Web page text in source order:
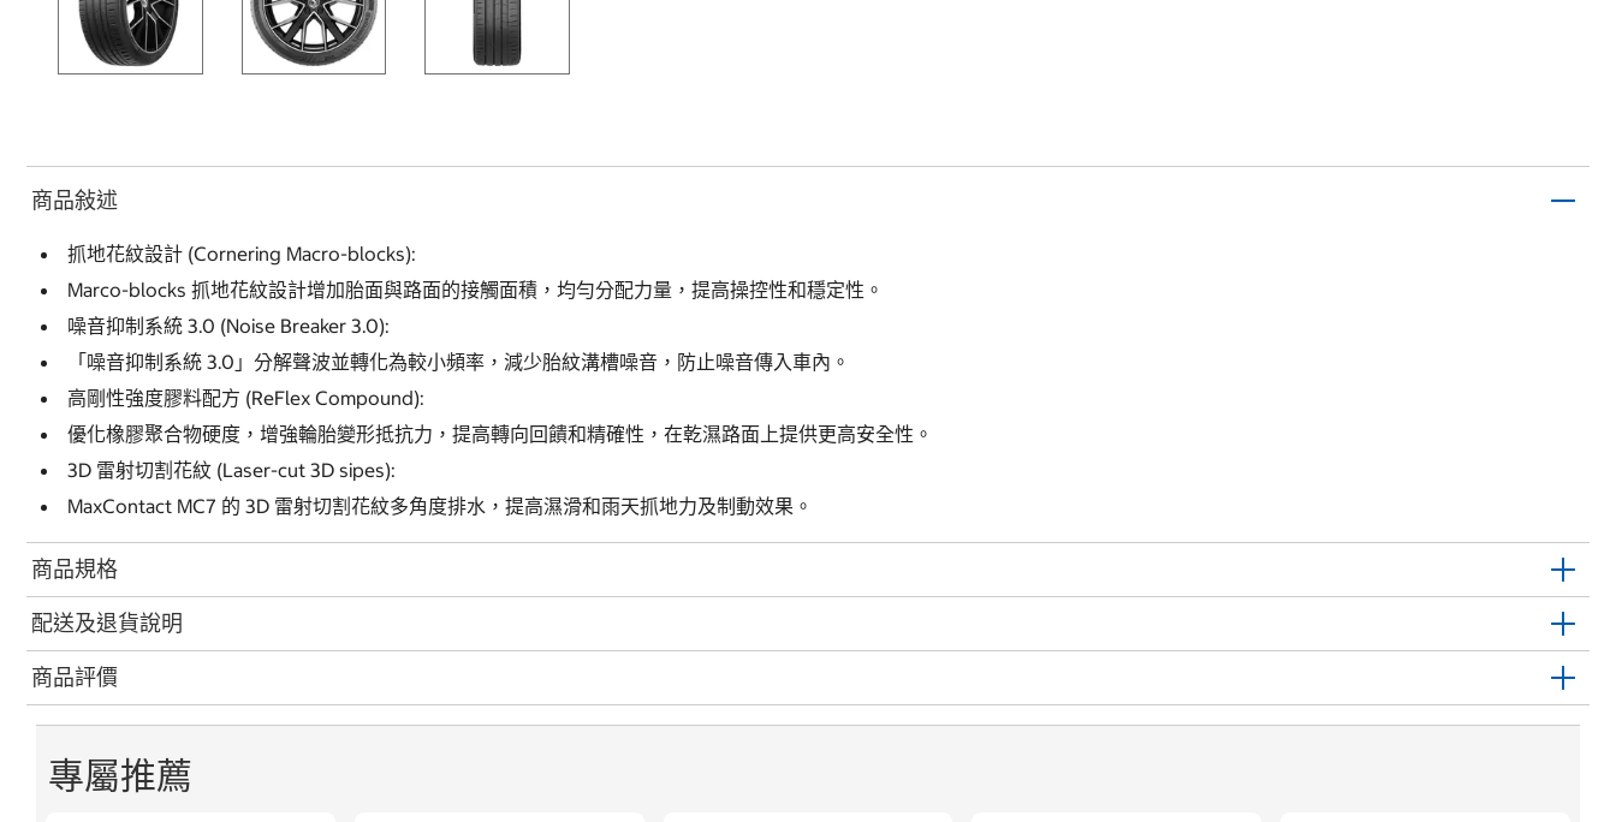
商品敍述
抓地花紋設計 (Cornering Macro-blocks):
Marco-blocks 抓地花紋設計增加胎面與路面的接觸面積，均勻分配力量，提高操控性和穩定性。
噪音抑制系統 3.0 (Noise Breaker 3.0):
「噪音抑制系統 3.0」分解聲波並轉化為較小頻率，減少胎紋溝槽噪音，防止噪音傳入車內。
高剛性強度膠料配方 (ReFlex Compound):
優化橡膠聚合物硬度，增強輪胎變形抵抗力，提高轉向回饋和精確性，在乾濕路面上提供更高安全性。
3D 雷射切割花紋 (Laser-cut 3D sipes):
MaxContact MC7 的 3D 雷射切割花紋多角度排水，提高濕滑和雨天抓地力及制動效果。
商品規格
配送及退貨說明
商品評價
專屬推薦